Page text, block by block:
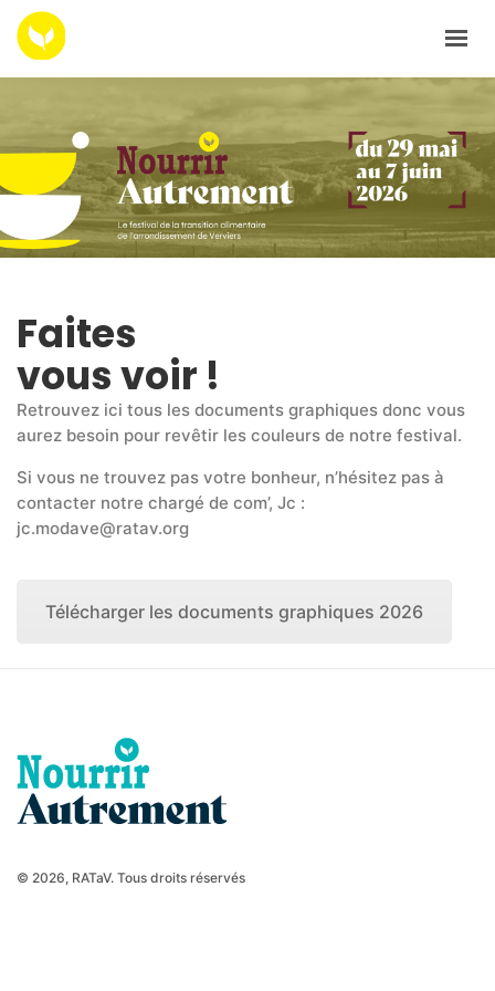
PROGRAMMATION 2026
LES RESSOURCES
LES ARCHIVES
Faites
vous voir !
Retrouvez ici tous les documents graphiques donc vous
aurez besoin pour revêtir les couleurs de notre festival.
Si vous ne trouvez pas votre bonheur, n’hésitez pas à
contacter notre chargé de com’, Jc :
jc.modave@ratav.org
Télécharger les documents graphiques 2026
© 2026, RATaV. Tous droits réservés